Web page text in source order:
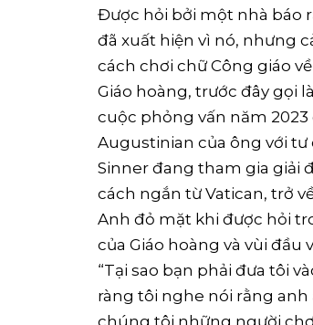
Được hỏi bởi một nhà báo
đã xuất hiện vì nó, nhưng
cách chơi chữ Công giáo
Giáo hoàng, trước đây gọi
cuộc phỏng vấn năm
Augustinian của ông với
Sinner đang tham gia giải
cách ngắn từ Vatican, trở
Anh đỏ mặt khi được hỏi
của Giáo hoàng và vùi đầu
“Tại sao bạn phải đưa tôi
ràng tôi nghe nói rằng